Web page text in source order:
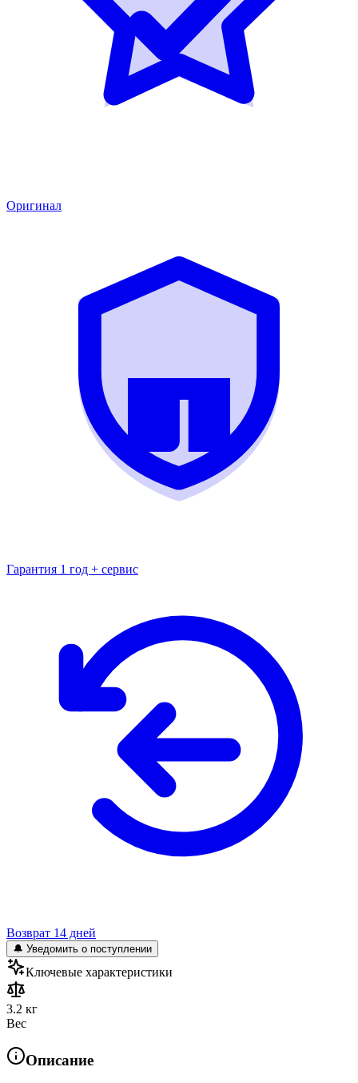
Оригинал
Гарантия 1 год + сервис
Возврат 14 дней
🔔 Уведомить о поступлении
Ключевые характеристики
3.2 кг
Вес
Описание